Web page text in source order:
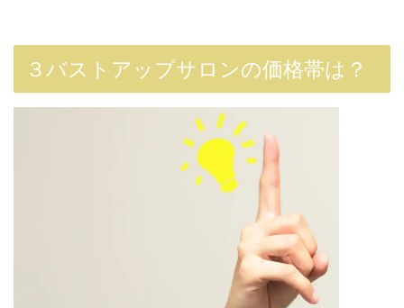
３バストアップサロンの価格帯は？